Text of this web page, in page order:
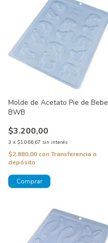
Molde de Acetato Pie de Bebe
BWB
$3.200,00
3 x $1.066,67 sin interés
$2.880,00 conTransferencia o
depósito